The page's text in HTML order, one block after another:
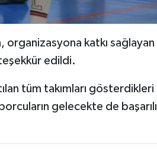
katkı sağlayan
edildi.
tüm takımları gösterdikleri
gelecekte de başarılı